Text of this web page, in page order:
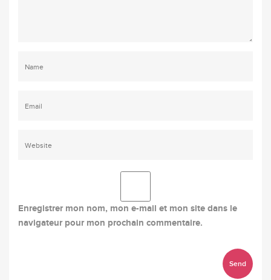
Enregistrer mon nom, mon e-mail et mon site dans le
navigateur pour mon prochain commentaire.